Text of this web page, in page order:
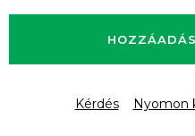
Kérdés Nyomon